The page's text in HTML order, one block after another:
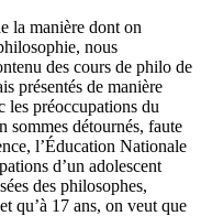
la manière dont on
nous
des cours de philo de
présentés de manière
les préoccupations du
sommes détournés, faute
l’Éducation Nationale
d’un adolescent
des philosophes,
qu’à 17 ans, on veut que